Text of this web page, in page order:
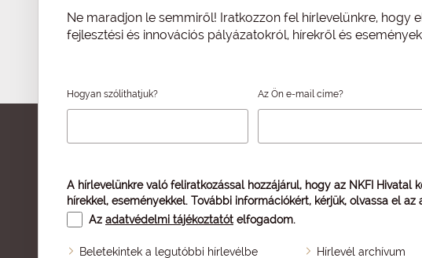
Ne maradjon le semmiről! Iratkozzon fel hírlevelünkre, hogy
fejlesztési és innovációs pályázatokról, hírekről és
Hogyan szólíthatjuk? Az Ön e-mail címe?
A hírlevelünkre való feliratkozással hozzájárul, hogy az NKFI
hírekkel, eseményekkel. További információkért, kérjük, olvassa el az
Az adatvédelmi tájékoztatót elfogadom.
Beletekintek a legutóbbi hírlevélbe Hírlevél archívum